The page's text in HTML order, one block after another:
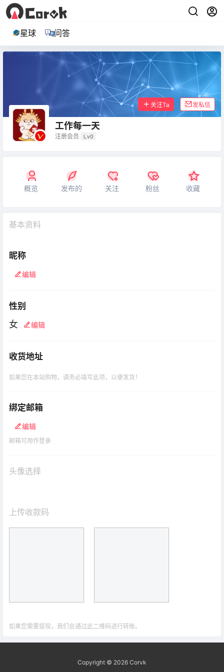
星球 问答
工作每一天
注册会员 Lv0
关注Ta 发私信
概览 发布的 关注 粉丝 收藏
基本资料
昵称
编辑
性别
女 编辑
收货地址
如果您在本站购物，请务必填写此项，以便发货！
绑定邮箱
编辑
邮箱可用作登录
头像选择
上传收款码
如果您需要提现，我们会通过此二维码进行转账。
Copyright © 2026 Corvk